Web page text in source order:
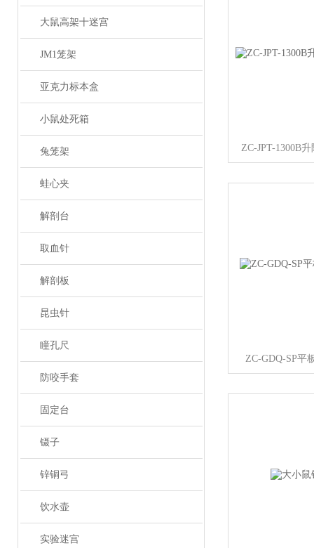
大鼠高架十迷宫
JM1笼架
亚克力标本盒
小鼠处死箱
兔笼架
蛙心夹
解剖台
取血针
解剖板
昆虫针
瞳孔尺
防咬手套
固定台
镊子
锌铜弓
饮水壶
实验迷宫
ZC-JPT-1300B
ZC-GDQ-SP平